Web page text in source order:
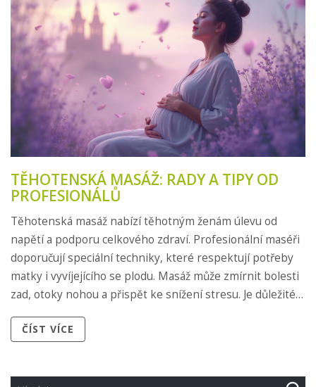
TĚHOTENSKÁ MASÁŽ: RADY A TIPY OD
PROFESIONÁLŮ
Těhotenská masáž nabízí těhotným ženám úlevu od
napětí a podporu celkového zdraví. Profesionální maséři
doporučují speciální techniky, které respektují potřeby
matky i vyvíjejícího se plodu. Masáž může zmírnit bolesti
zad, otoky nohou a přispět ke snížení stresu. Je důležité
těhotenství. Také je dobré znát optimální polohy pro
ČÍST VÍCE